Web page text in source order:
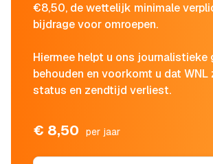
€8,50, de wettelijk minimale
bijdrage voor omroepen.
Hiermee helpt u ons journalistieke
behouden en voorkomt u dat WNL
status en zendtijd verliest.
€ 8,50 per jaar